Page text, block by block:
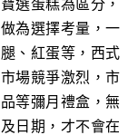
選蛋糕為區分，
為選擇考量，一
、紅蛋等，西式
場競爭激烈，市
等彌月禮盒，無
日期，才不會在